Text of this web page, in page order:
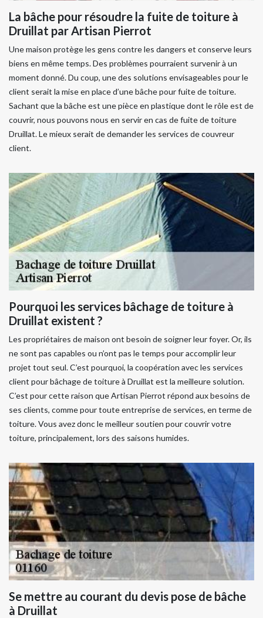
La bâche pour résoudre la fuite de toiture à
Druillat par Artisan Pierrot
Une maison protège les gens contre les dangers et conserve leurs
biens en même temps. Des problèmes pourraient survenir à un
moment donné. Du coup, une des solutions envisageables pour le
client serait la mise en place d’une bâche pour fuite de toiture.
Sachant que la bâche est une pièce en plastique dont le rôle est de
couvrir, nous pouvons nous en servir en cas de fuite de toiture
Druillat. Le mieux serait de demander les services de couvreur
client.
Pourquoi les services bâchage de toiture à
Druillat existent ?
Les propriétaires de maison ont besoin de soigner leur foyer. Or, ils
ne sont pas capables ou n’ont pas le temps pour accomplir leur
projet tout seul. C’est pourquoi, la coopération avec les services
client pour bâchage de toiture à Druillat est la meilleure solution.
C’est pour cette raison que Artisan Pierrot répond aux besoins de
ses clients, comme pour toute entreprise de services, en terme de
toiture. Vous avez donc le meilleur soutien pour couvrir votre
toiture, principalement, lors des saisons humides.
Se mettre au courant du devis pose de bâche
à Druillat